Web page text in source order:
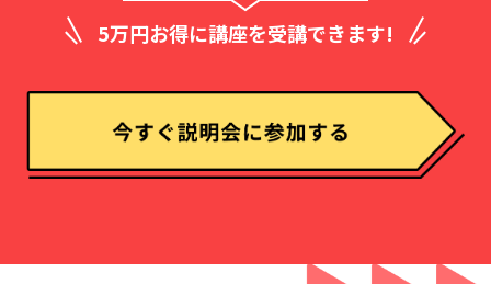
5万円お得に講座を受講できます!